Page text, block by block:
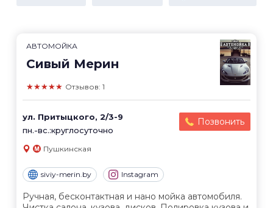
АВТОМОЙКА
Сивый Мерин
★★★★★ Отзывов: 1
ул. Притыцкого, 2/3-9
пн.-вс.:круглосуточно
Позвонить
Пушкинская
siviy-merin.by Instagram
Ручная, бесконтактная и нано мойка автомобиля.